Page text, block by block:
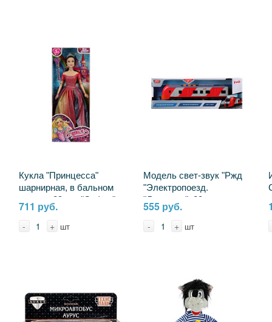
Кукла "Принцесса"
шарнирная, в бальном
платье, 29 см. "София"
Карапуз P4-S-JP
711 руб.
- + шт
Модель свет-звук "Ржд
"Электропоезд.
"Ласточка", 20 см.
ELTRAINLAST-20PL-RZD
555 руб.
- + шт